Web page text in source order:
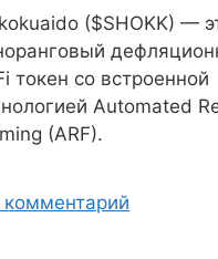
($SHOKK) —
токен со встроенной
Automated
(ARF).
комментарий